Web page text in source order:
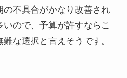
の不具合がかなり改善され
ので、予算が許すならこ
な選択と言えそうです。